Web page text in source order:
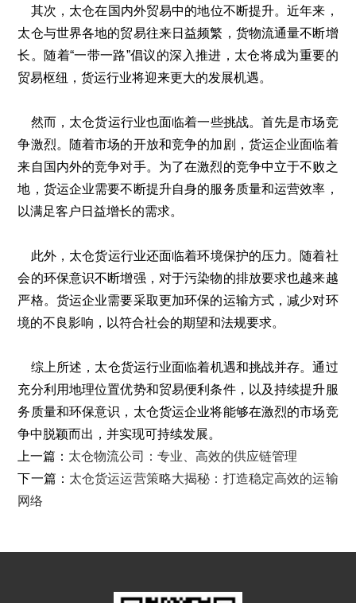
其次，太仓在国内外贸易中的地位不断提升。近年来，
太仓与世界各地的贸易往来日益频繁，货物流通量不断增
长。随着“一带一路”倡议的深入推进，太仓将成为重要的
贸易枢纽，货运行业将迎来更大的发展机遇。
然而，太仓货运行业也面临着一些挑战。首先是市场竞
争激烈。随着市场的开放和竞争的加剧，货运企业面临着
来自国内外的竞争对手。为了在激烈的竞争中立于不败之
地，货运企业需要不断提升自身的服务质量和运营效率，
以满足客户日益增长的需求。
此外，太仓货运行业还面临着环境保护的压力。随着社
会的环保意识不断增强，对于污染物的排放要求也越来越
严格。货运企业需要采取更加环保的运输方式，减少对环
境的不良影响，以符合社会的期望和法规要求。
综上所述，太仓货运行业面临着机遇和挑战并存。通过
充分利用地理位置优势和贸易便利条件，以及持续提升服
务质量和环保意识，太仓货运企业将能够在激烈的市场竞
争中脱颖而出，并实现可持续发展。
上一篇： 太仓物流公司：专业、高效的供应链管理
下一篇： 太仓货运运营策略大揭秘：打造稳定高效的运输
网络